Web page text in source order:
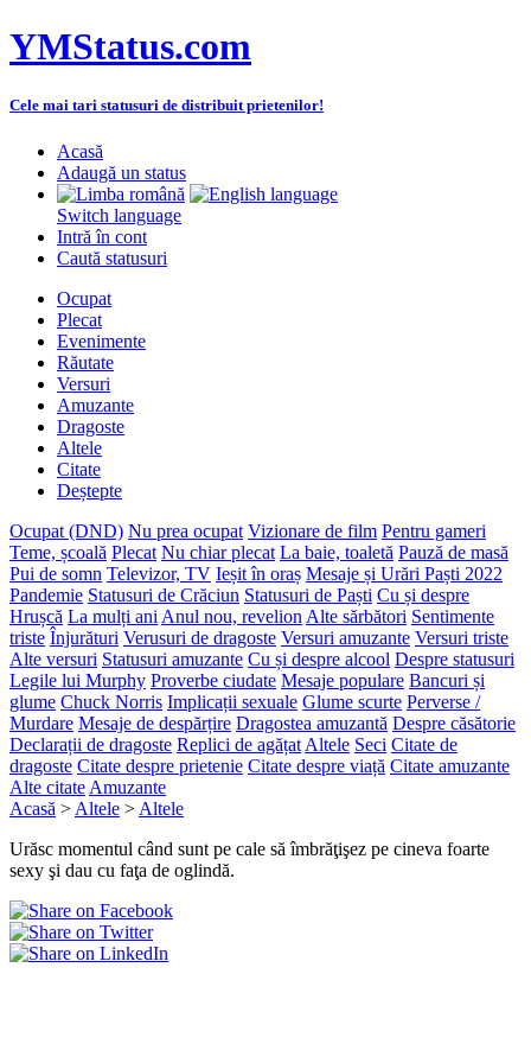
YMStatus.com
Cele mai tari statusuri de distribuit prietenilor!
Acasă
Adaugă un status
Switch language
Intră în cont
Caută statusuri
Ocupat
Plecat
Evenimente
Răutate
Versuri
Amuzante
Dragoste
Altele
Citate
Deștepte
Ocupat (DND) Nu prea ocupat Vizionare de film Pentru gameri
Teme, școală Plecat Nu chiar plecat La baie, toaletă Pauză de masă
Pui de somn Televizor, TV Ieșit în oraș Mesaje și Urări Paști 2022
Pandemie Statusuri de Crăciun Statusuri de Paști Cu și despre
Hrușcă La mulți ani Anul nou, revelion Alte sărbători Sentimente
triste Înjurături Verusuri de dragoste Versuri amuzante Versuri triste
Alte versuri Statusuri amuzante Cu și despre alcool Despre statusuri
Legile lui Murphy Proverbe ciudate Mesaje populare Bancuri și
glume Chuck Norris Implicații sexuale Glume scurte Perverse /
Murdare Mesaje de despărțire Dragostea amuzantă Despre căsătorie
Declarații de dragoste Replici de agățat Altele Seci Citate de
dragoste Citate despre prietenie Citate despre viață Citate amuzante
Alte citate Amuzante
Acasă > Altele > Altele
Urăsc momentul când sunt pe cale să îmbrăţişez pe cineva foarte
sexy şi dau cu faţa de oglindă.